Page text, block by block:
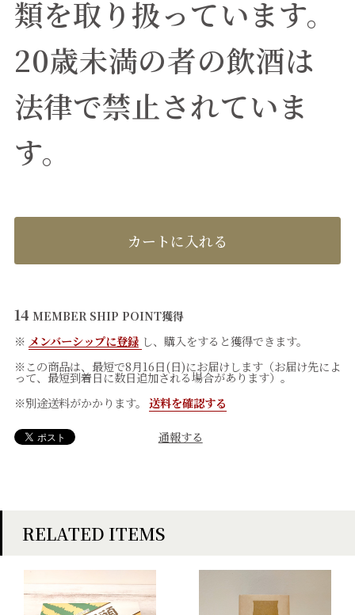
類を取り扱っています。
20歳未満の者の飲酒は
法律で禁止されていま
す。
カートに入れる
14 MEMBER SHIP POINT獲得
※ メンバーシップに登録 し、購入をすると獲得できます。
※この商品は、最短で8月16日(日)にお届けします（お届け先によ
って、最短到着日に数日追加される場合があります）。
※別途送料がかかります。 送料を確認する
通報する
RELATED ITEMS